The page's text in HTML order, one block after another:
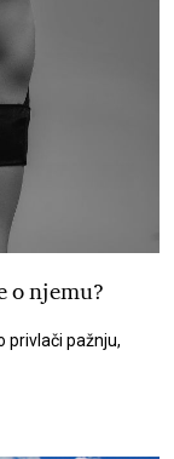
o njemu?
privlači pažnju,